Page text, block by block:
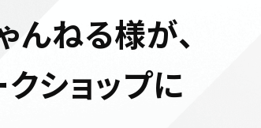
ねる様が、
ショップに